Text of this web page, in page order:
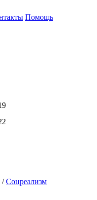
Помощь
/Соцреализм